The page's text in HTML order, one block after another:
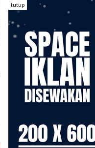
tutup